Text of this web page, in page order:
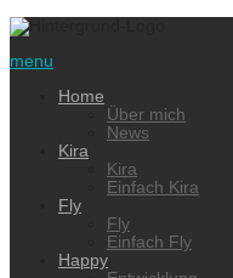
menu
Home
Über mich
News
Kira
Kira
Einfach Kira
Fly
Fly
Einfach Fly
Happy